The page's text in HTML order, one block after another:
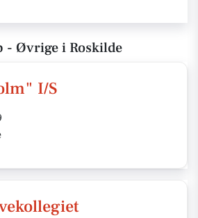
- Øvrige i Roskilde
I/S